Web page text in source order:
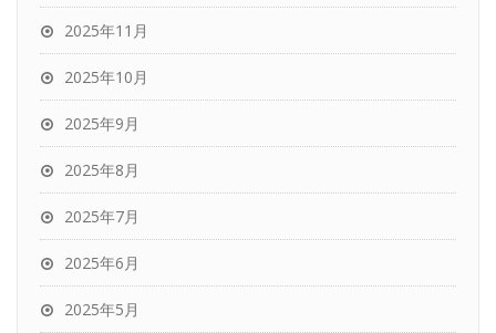
2025年11月
2025年10月
2025年9月
2025年8月
2025年7月
2025年6月
2025年5月